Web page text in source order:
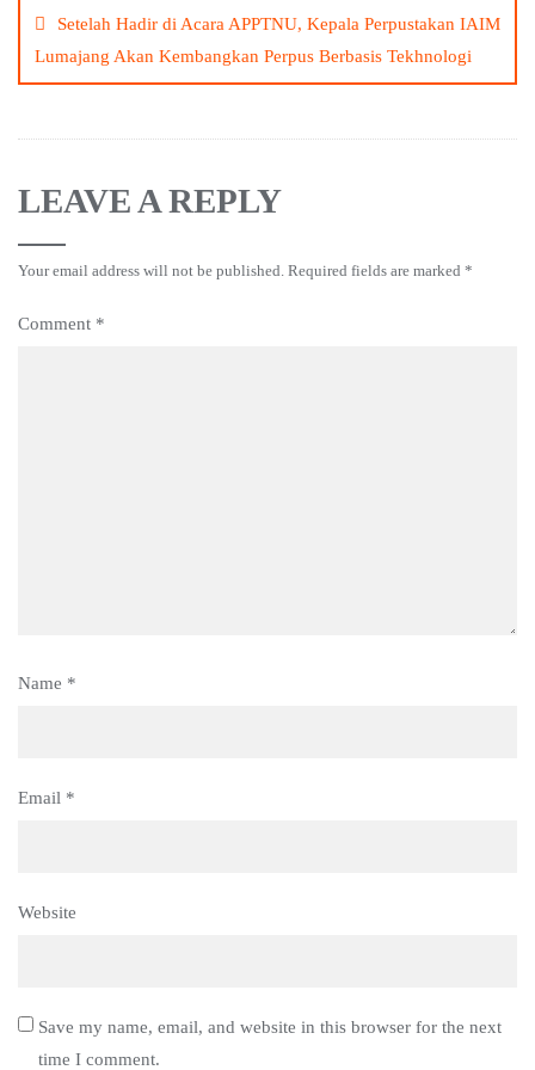
m
n
k
navigation
Setelah Hadir di Acara APPTNU, Kepala Perpustakan IAIM
Lumajang Akan Kembangkan Perpus Berbasis Tekhnologi
LEAVE A REPLY
Your email address will not be published. Required fields are marked *
Comment *
Name *
Email *
Website
Save my name, email, and website in this browser for the next
time I comment.